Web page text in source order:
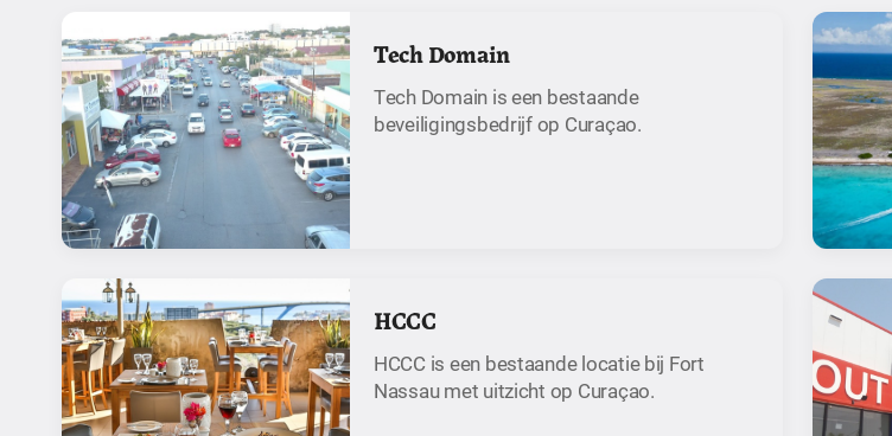
Tech Domain
Tech Domain is een bestaande
beveiligingsbedrijf op Curaçao.
HCCC
HCCC is een bestaande locatie bij Fort
Nassau met uitzicht op Curaçao.